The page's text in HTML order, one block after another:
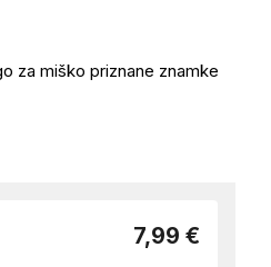
za miško priznane znamke
7,99 €